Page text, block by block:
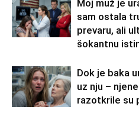
Moj muž je
sam ostala
prevaru, ali
šokantnu
Dok je baka
uz nju –
razotkrile su